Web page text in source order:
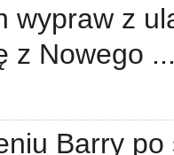
wypraw z
z Nowego
Barry